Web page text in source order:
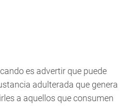
es advertir que puede
adulterada que genera
a aquellos que consumen